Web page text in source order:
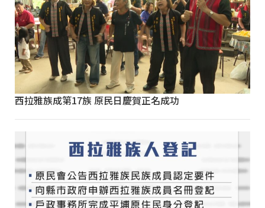
西拉雅族成第17族 原民日慶賀正名成功